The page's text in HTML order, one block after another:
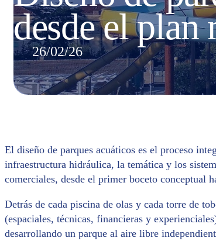
desde el plan
26/02/26
El diseño de parques acuáticos es el proceso
infraestructura hidráulica, la temática y los
comerciales, desde el primer boceto conceptual
Detrás de cada piscina de olas y cada torre de
(espaciales, técnicas, financieras y
desarrollando un parque al aire libre